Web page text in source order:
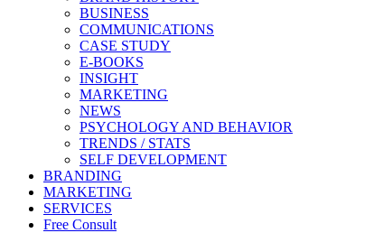
BUSINESS
COMMUNICATIONS
CASE STUDY
E-BOOKS
INSIGHT
MARKETING
NEWS
PSYCHOLOGY AND BEHAVIOR
TRENDS / STATS
SELF DEVELOPMENT
BRANDING
MARKETING
SERVICES
Free Consult